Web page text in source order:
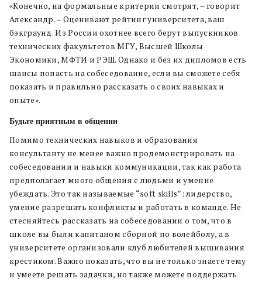
«Конечно, на формальные критерии смотрят, – говорит
Александр. – Оценивают рейтинг университета, ваш
бэкграунд. Из России охотнее всего берут выпускников
технических факультетов МГУ, Высшей Школы
Экономики, МФТИ и РЭШ. Однако и без их дипломов есть
шансы попасть на собеседование, если вы сможете себя
показать и правильно рассказать о своих навыках и
опыте».
Будьте приятным в общении
Помимо технических навыков и образования
консультанту не менее важно продемонстрировать на
собеседовании и навыки коммуникации, так как работа
предполагает много общения с людьми и умение
убеждать. Это так называемые “soft skills”: лидерство,
умение разрешать конфликты и работать в команде. Не
стесняйтесь рассказать на собеседовании о том, что в
школе вы были капитаном сборной по волейболу, а в
университете организовали клуб любителей вышивания
крестиком. Важно показать, что вы не только знаете тему
и умеете решать задачки, но также можете поддержать